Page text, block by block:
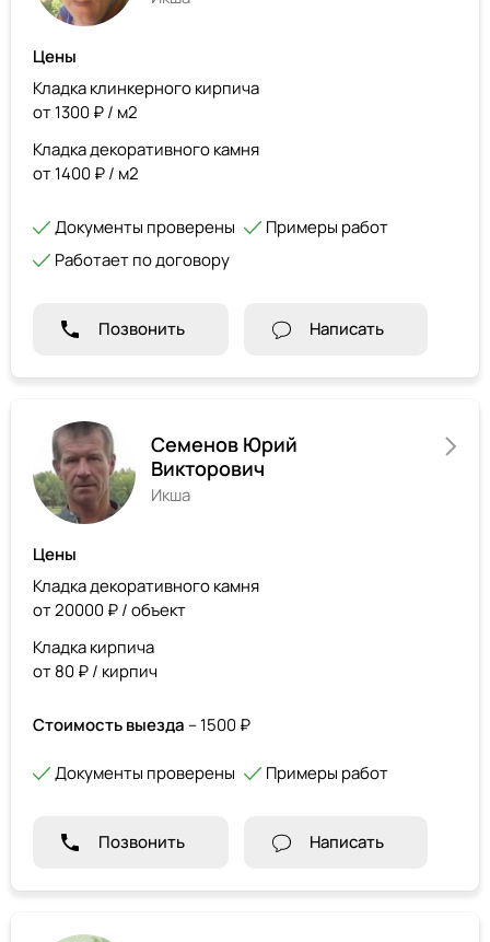
Цены
Кладка клинкерного кирпича
от 1300 ₽ / м2
Кладка декоративного камня
от 1400 ₽ / м2
Документы проверены
Примеры работ
Работает по договору
Позвонить Написать
Семенов Юрий
Викторович
Икша
Цены
Кладка декоративного камня
от 20000 ₽ / объект
Кладка кирпича
от 80 ₽ / кирпич
Стоимость выезда – 1500 ₽
Документы проверены Примеры работ
Позвонить Написать